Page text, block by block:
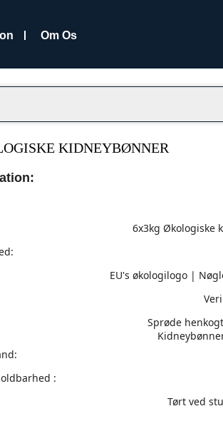
Om Os
KIDNEYBØNNER
6x3kg Økologiske
EU's økologilogo |
Sprøde
:
Tørt ved